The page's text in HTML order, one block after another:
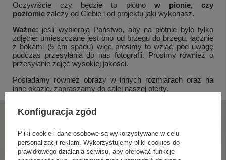
Oczywiście czy będzie to płótno
w pionie, czy
poziomie zależy od Ciebie i od projektu jaki wykonasz.
Ważne: jeśli wybierają Państwo, aby na płótnie było tylko
zdjęcie: umieszczane jest ono od brzegu do brzegu, łącznie
z bokami (5 cm spadu) więc prosimy to wziąć pod uwagę
podczas przesyłania do nas fotografii. Prosimy również o
przesyłanie zdjęć wysokiej jakości.
Posiadamy również obrazy w innych rozmiarach oraz na
inne okazje, zapraszamy do całej naszej oferty.
Konfiguracja zgód
Pliki cookie i dane osobowe są wykorzystywane w celu
personalizacji reklam. Wykorzystujemy pliki cookies do
prawidłowego działania serwisu, aby oferować funkcje